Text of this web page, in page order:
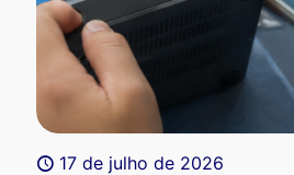
17 de julho de 2026